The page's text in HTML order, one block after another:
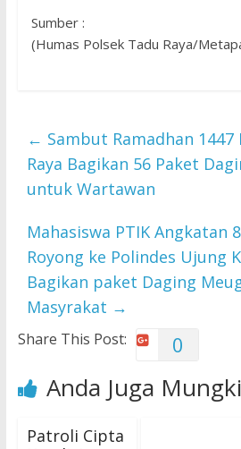
Sumber :
(Humas Polsek Tadu Raya/
← Sambut Ramadhan 1447
Raya Bagikan 56 Paket
untuk Wartawan
Mahasiswa PTIK Angkatan
Royong ke Polindes Ujung
Bagikan paket Daging
Masyrakat →
Share This Post: 0
Anda Juga
Patroli Cipta